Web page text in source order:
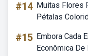
#14 Muitas Flores
Pétalas
#15 Embora Cada
Econômica